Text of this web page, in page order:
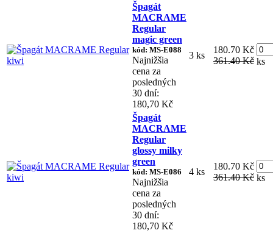
Špagát
MACRAME
Regular
magic green
kód: MS-E088
Najnižšia
cena za
posledných
30 dní:
180,70 Kč
3 ks
180.70 Kč
361.40 Kč ks
Špagát
MACRAME
Regular
glossy milky
green
kód: MS-E086
Najnižšia
cena za
posledných
30 dní:
180,70 Kč
4 ks
180.70 Kč
361.40 Kč ks